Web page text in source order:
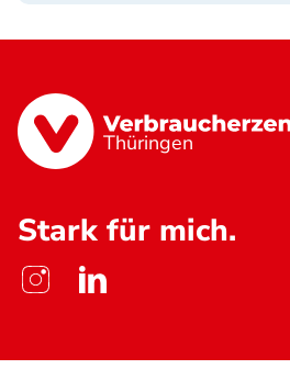
Thüringen
Stark für mich.